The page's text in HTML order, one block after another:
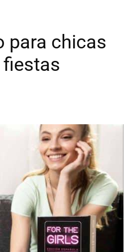
para chicas
fiestas